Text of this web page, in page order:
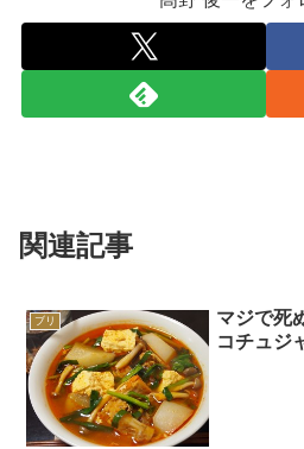
関連記事
ブリ
マジで死
コチュジ